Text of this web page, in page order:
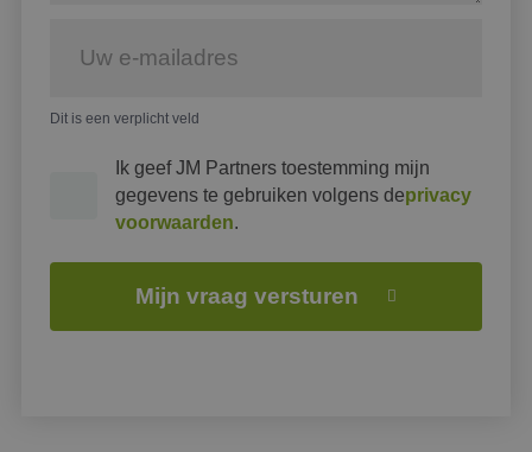
Dit is een verplicht veld
Ik geef JM Partners toestemming mijn
gegevens te gebruiken volgens deprivacy
voorwaarden.
Mijn vraag versturen